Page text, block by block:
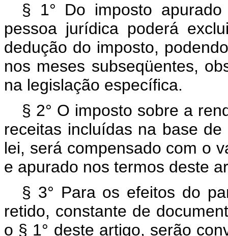
§ 1° Do imposto
pessoa jurídica poderá
dedução do imposto,
nos meses subseqüentes,
na legislação específica.
§ 2° O imposto sobre a
receitas incluídas na base
lei, será compensado com o
e apurado nos termos deste
§ 3° Para os efeitos do
retido, constante de
o § 1° deste artigo, serão